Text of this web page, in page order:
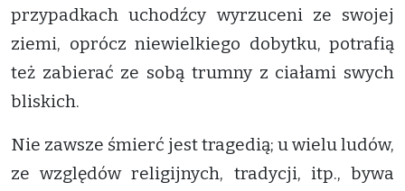
przypadkach uchodźcy wyrzuceni ze swojej
ziemi, oprócz niewielkiego dobytku, potrafią
też zabierać ze sobą trumny z ciałami swych
bliskich.
Nie zawsze śmierć jest tragedią; u wielu ludów,
ze względów religijnych, tradycji, itp., bywa